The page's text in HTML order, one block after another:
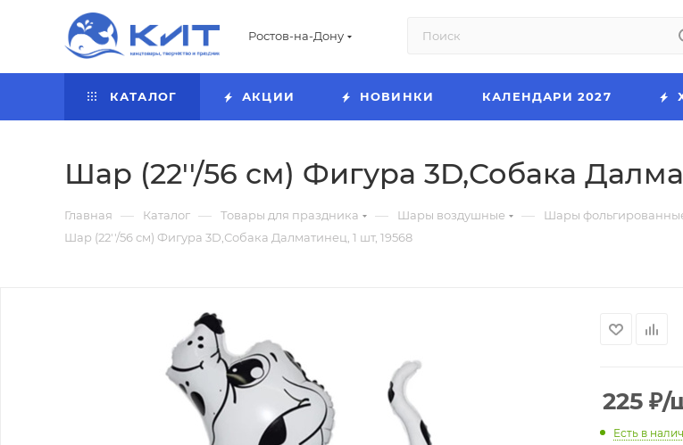
Ростов-на-Дону
КАТАЛОГ АКЦИИ НОВИНКИ КАЛЕНДАРИ 2027
Шар (22''/56 см) Фигура 3D,Собака
Главная — Каталог — Товары для праздника — Шары воздушные — Шары
Шар (22''/56 см) Фигура 3D,Собака Далматинец, 1 шт, 19568
225 ₽/
Есть в